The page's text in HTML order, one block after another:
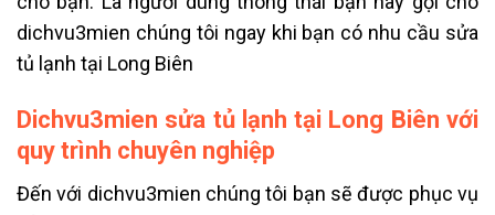
dichvu3mien chúng tôi ngay khi bạn có nhu cầu sửa
tủ lạnh tại Long Biên
Dichvu3mien sửa tủ lạnh tại Long Biên với
quy trình chuyên nghiệp
Đến với dichvu3mien chúng tôi bạn sẽ được phục vụ